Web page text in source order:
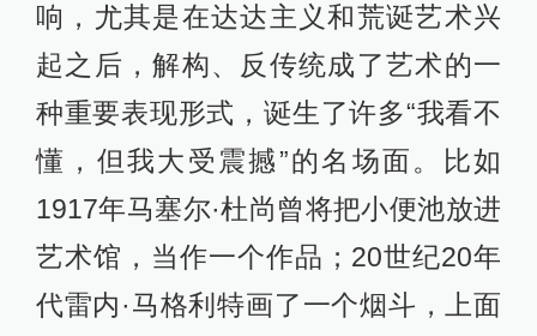
响，尤其是在达达主义和荒诞艺术兴
起之后，解构、反传统成了艺术的一
种重要表现形式，诞生了许多“我看不
懂，但我大受震撼”的名场面。比如
1917年马塞尔·杜尚曾将把小便池放进
艺术馆，当作一个作品；20世纪20年
代雷内·马格利特画了一个烟斗，上面